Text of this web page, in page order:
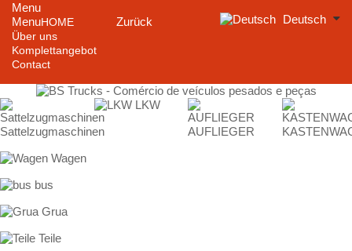
Menu
Menu
Zurück
HOME
Über uns
Komplettangebot
Contact
Deutsch
Sattelzugmaschinen
LKW
AUFLIEGER
Wagen
bus
Grua
Teile